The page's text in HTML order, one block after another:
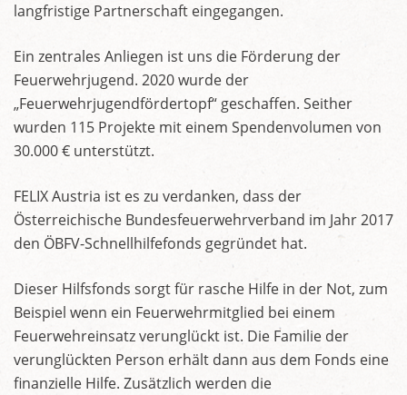
langfristige Partnerschaft eingegangen.
Ein zentrales Anliegen ist uns die Förderung der
Feuerwehrjugend. 2020 wurde der
„Feuerwehrjugendfördertopf“ geschaffen. Seither
wurden 115 Projekte mit einem Spendenvolumen von
30.000 € unterstützt.
FELIX Austria ist es zu verdanken, dass der
Österreichische Bundesfeuerwehrverband im Jahr 2017
den ÖBFV-Schnellhilfefonds gegründet hat.
Dieser Hilfsfonds sorgt für rasche Hilfe in der Not, zum
Beispiel wenn ein Feuerwehrmitglied bei einem
Feuerwehreinsatz verunglückt ist. Die Familie der
verunglückten Person erhält dann aus dem Fonds eine
finanzielle Hilfe. Zusätzlich werden die